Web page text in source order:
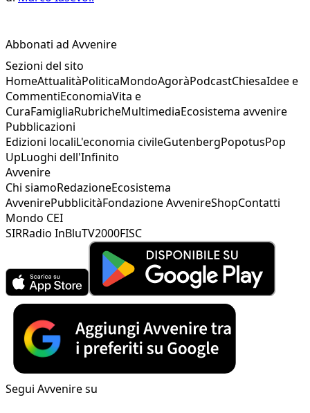
Abbonati ad Avvenire
Sezioni del sito
HomeAttualitàPoliticaMondoAgoràPodcastChiesaIdee e
CommentiEconomiaVita e
CuraFamigliaRubricheMultimediaEcosistema avvenire
Pubblicazioni
Edizioni localiL'economia civileGutenbergPopotusPop
UpLuoghi dell'Infinito
Avvenire
Chi siamoRedazioneEcosistema
AvvenirePubblicitàFondazione AvvenireShopContatti
Mondo CEI
SIRRadio InBluTV2000FISC
Segui Avvenire su